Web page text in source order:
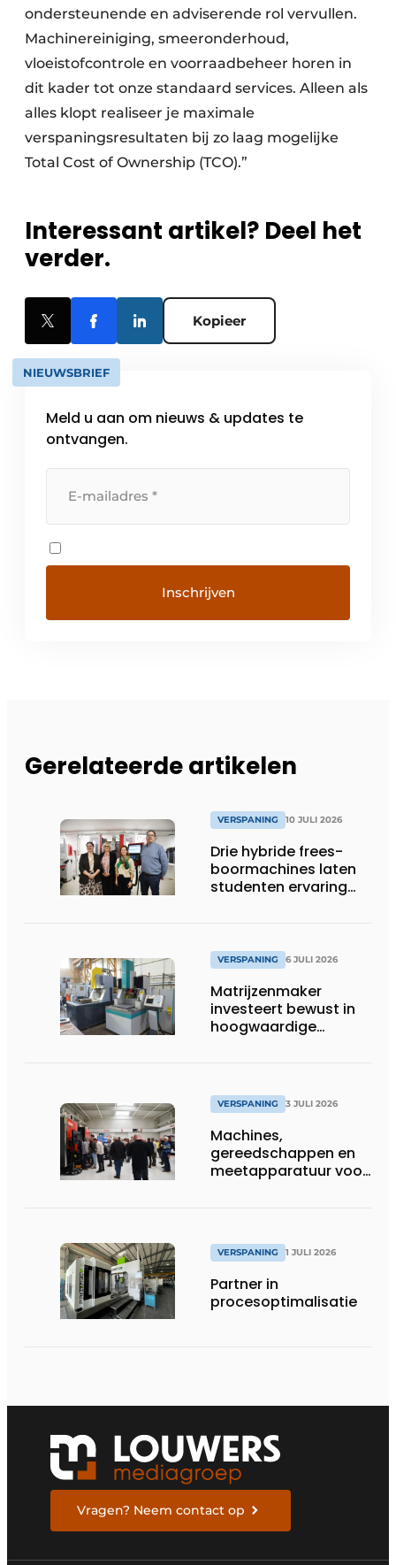
ondersteunende en adviserende rol vervullen.
Machinereiniging, smeeronderhoud,
vloeistofcontrole en voorraadbeheer horen in
dit kader tot onze standaard services. Alleen als
alles klopt realiseer je maximale
verspaningsresultaten bij zo laag mogelijke
Total Cost of Ownership (TCO).”
Interessant artikel? Deel het
verder.
Kopieer
NIEUWSBRIEF
Meld u aan om nieuws & updates te
ontvangen.
Gerelateerde artikelen
VERSPANING 10 JULI 2026
Drie hybride frees-
boormachines laten
studenten ervaring
VERSPANING 6 JULI 2026
Matrijzenmaker
investeert bewust in
hoogwaardige
VERSPANING 3 JULI 2026
Machines,
gereedschappen en
meetapparatuur voor
VERSPANING 1 JULI 2026
Partner in
procesoptimalisatie
Vragen? Neem contact op